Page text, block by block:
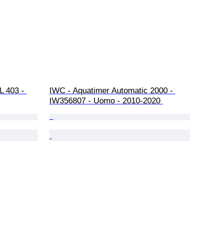
403 -
IWC - Aquatimer Automatic 2000 -
IW356807 - Uomo - 2010-2020